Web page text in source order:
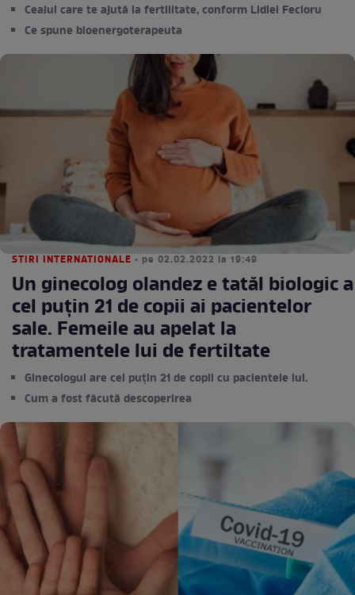
Ceaiul care te ajută la fertilitate, conform Lidiei Fecioru
Ce spune bioenergoterapeuta
STIRI INTERNATIONALE • pe 02.02.2022 la 19:49
Un ginecolog olandez e tatăl biologic a
cel puțin 21 de copii ai pacientelor
sale. Femeile au apelat la
tratamentele lui de fertiltate
Ginecologul are cel puțin 21 de copii cu pacientele lui.
Cum a fost făcută descoperirea